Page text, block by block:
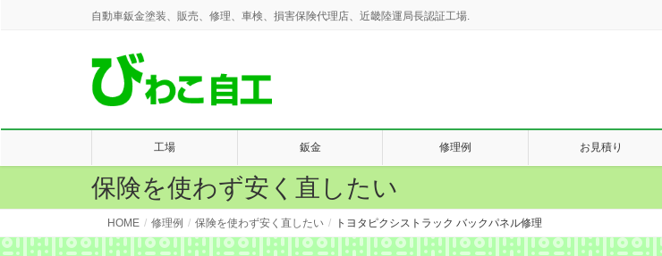
自動車鈑金塗装、販売、修理、車検、損害保険代理店、近畿陸運局長認証工場.
工場 鈑金 修理例 お見積り
保険を使わず安く直したい
HOME 修理例 保険を使わず安く直したい トヨタピクシストラック バックパネル修理